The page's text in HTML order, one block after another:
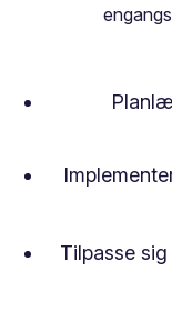
Tilpasse